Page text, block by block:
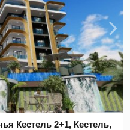
Кестель 2+1, Кестель,